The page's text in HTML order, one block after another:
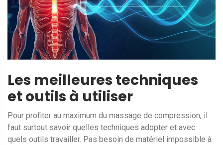
Les meilleures techniques
et outils à utiliser
Pour profiter au maximum du massage de compression, il
faut surtout savoir quelles techniques adopter et avec
quels outils travailler. Pas besoin de matériel impossible à